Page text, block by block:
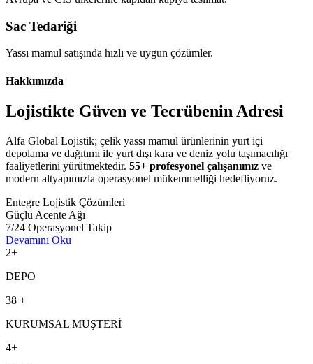
Sac Tedariği
Yassı mamul satışında hızlı ve uygun çözümler.
Hakkımızda
Lojistikte Güven ve Tecrübenin Adresi
Alfa Global Lojistik; çelik yassı mamul ürünlerinin yurt içi
depolama ve dağıtımı ile yurt dışı kara ve deniz yolu taşımacılığı
faaliyetlerini yürütmektedir. 55+ profesyonel çalışanımız ve
modern altyapımızla operasyonel mükemmelliği hedefliyoruz.
Entegre Lojistik Çözümleri
Güçlü Acente Ağı
7/24 Operasyonel Takip
Devamını Oku
2+
DEPO
38 +
KURUMSAL MÜŞTERİ
4+